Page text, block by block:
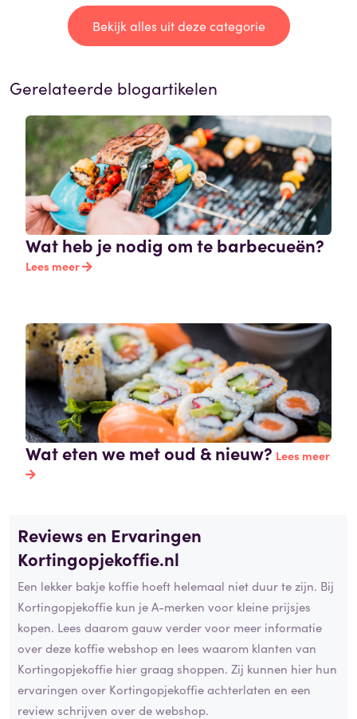
Bekijk alles uit deze categorie
Gerelateerde blogartikelen
Wat heb je nodig om te barbecueën?
Lees meer
Wat eten we met oud & nieuw? Lees meer
Reviews en Ervaringen
Kortingopjekoffie.nl
Een lekker bakje koffie hoeft helemaal niet duur te zijn. Bij
Kortingopjekoffie kun je A-merken voor kleine prijsjes
kopen. Lees daarom gauw verder voor meer informatie
over deze koffie webshop en lees waarom klanten van
Kortingopjekoffie hier graag shoppen. Zij kunnen hier hun
ervaringen over Kortingopjekoffie achterlaten en een
review schrijven over de webshop.